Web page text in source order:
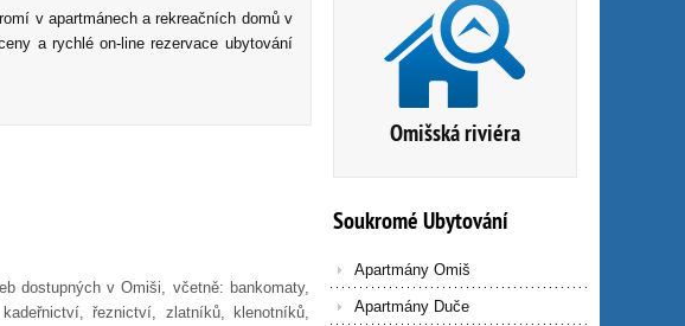
v apartmánech a rekreačních domů v
a rychlé on-line rezervace ubytování
dostupných v Omiši, včetně: bankomaty,
řeznictví, zlatníků, klenotníků,
Omišská riviéra
SoukroméUbytování
Apartmány Omiš
Apartmány Duče